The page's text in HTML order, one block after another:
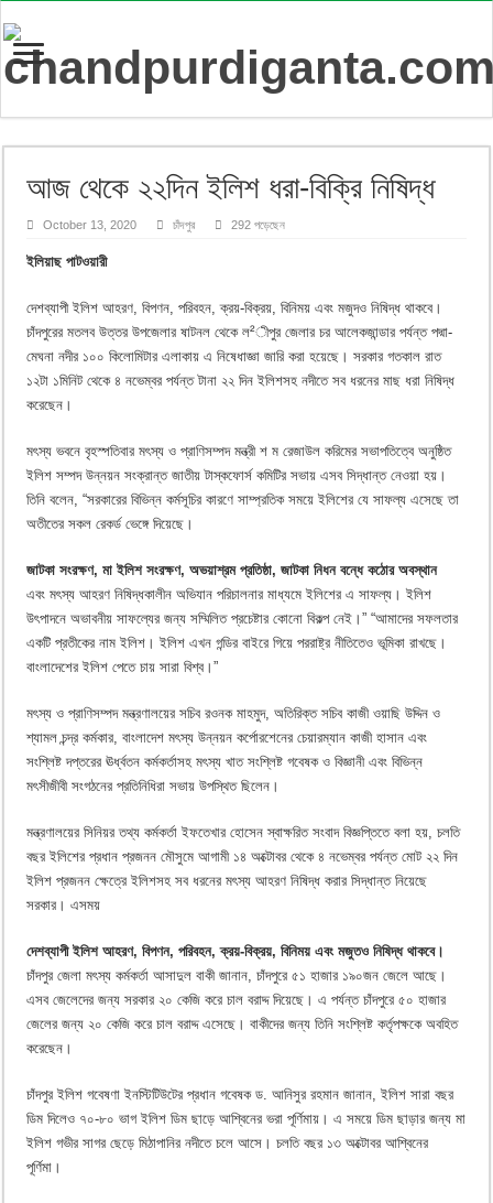
আজ থেকে ২২দিন ইলিশ ধরা-বিক্রি নিষিদ্ধ
October 13, 2020 চাঁদপুর 292 পড়েছেন
ইলিয়াছ পাটওয়ারী
দেশব্যাপী ইলিশ আহরণ, বিপণন, পরিবহন, ক্রয়-বিক্রয়, বিনিময় এবং মজুদও নিষিদ্ধ থাকবে।
চাঁদপুরের মতলব উত্তর উপজেলার ষাটনল থেকে ল²ীপুর জেলার চর আলেকজান্ডার পর্যন্ত পদ্মা-
মেঘনা নদীর ১০০ কিলোমিটার এলাকায় এ নিষেধাজ্ঞা জারি করা হয়েছে। সরকার গতকাল রাত
১২টা ১মিনিট থেকে ৪ নভেম্বর পর্যন্ত টানা ২২ দিন ইলিশসহ নদীতে সব ধরনের মাছ ধরা নিষিদ্ধ
করেছেন।
মৎস্য ভবনে বৃহস্পতিবার মৎস্য ও প্রাণিসম্পদ মন্ত্রী শ ম রেজাউল করিমের সভাপতিত্বে অনুষ্ঠিত
ইলিশ সম্পদ উন্নয়ন সংক্রান্ত জাতীয় টাস্কফোর্স কমিটির সভায় এসব সিদ্ধান্ত নেওয়া হয়।
তিনি বলেন, “সরকারের বিভিন্ন কর্মসূচির কারণে সাম্প্রতিক সময়ে ইলিশের যে সাফল্য এসেছে তা
অতীতের সকল রেকর্ড ভেঙ্গে দিয়েছে।
জাটকা সংরক্ষণ, মা ইলিশ সংরক্ষণ, অভয়াশ্রম প্রতিষ্ঠা, জাটকা নিধন বন্ধে কঠোর অবস্থান
এবং মৎস্য আহরণ নিষিদ্ধকালীন অভিযান পরিচালনার মাধ্যমে ইলিশের এ সাফল্য। ইলিশ
উৎপাদনে অভাবনীয় সাফল্যের জন্য সম্মিলিত প্রচেষ্টার কোনো বিকল্প নেই।” “আমাদের সফলতার
একটি প্রতীকের নাম ইলিশ। ইলিশ এখন গন্ডির বাইরে গিয়ে পররাষ্ট্র নীতিতেও ভূমিকা রাখছে।
বাংলাদেশের ইলিশ পেতে চায় সারা বিশ্ব।”
মৎস্য ও প্রাণিসম্পদ মন্ত্রণালয়ের সচিব রওনক মাহমুদ, অতিরিক্ত সচিব কাজী ওয়াছি উদ্দিন ও
শ্যামল চন্দ্র কর্মকার, বাংলাদেশ মৎস্য উন্নয়ন কর্পোরশেনের চেয়ারম্যান কাজী হাসান এবং
সংশ্লিষ্ট দপ্তরের ঊর্ধ্বতন কর্মকর্তাসহ মৎস্য খাত সংশ্লিষ্ট গবেষক ও বিজ্ঞানী এবং বিভিন্ন
মৎসীজীবী সংগঠনের প্রতিনিধিরা সভায় উপস্থিত ছিলেন।
মন্ত্রণালয়ের সিনিয়র তথ্য কর্মকর্তা ইফতেখার হোসেন স্বাক্ষরিত সংবাদ বিজ্ঞপ্তিতে বলা হয়, চলতি
বছর ইলিশের প্রধান প্রজনন মৌসুমে আগামী ১৪ অক্টোবর থেকে ৪ নভেম্বর পর্যন্ত মোট ২২ দিন
ইলিশ প্রজনন ক্ষেত্রে ইলিশসহ সব ধরনের মৎস্য আহরণ নিষিদ্ধ করার সিদ্ধান্ত নিয়েছে
সরকার। এসময়
দেশব্যাপী ইলিশ আহরণ, বিপণন, পরিবহন, ক্রয়-বিক্রয়, বিনিময় এবং মজুতও নিষিদ্ধ থাকবে।
চাঁদপুর জেলা মৎস্য কর্মকর্তা আসাদুল বাকী জানান, চাঁদপুরে ৫১ হাজার ১৯০জন জেলে আছে।
এসব জেলেদের জন্য সরকার ২০ কেজি করে চাল বরাদ্দ দিয়েছে। এ পর্যন্ত চাঁদপুরে ৫০ হাজার
জেলের জন্য ২০ কেজি করে চাল বরাদ্দ এসেছে। বাকীদের জন্য তিনি সংশ্লিষ্ট কর্তৃপক্ষকে অবহিত
করেছেন।
চাঁদপুর ইলিশ গবেষণা ইনস্টিটিউটের প্রধান গবেষক ড. আনিসুর রহমান জানান, ইলিশ সারা বছর
ডিম দিলেও ৭০-৮০ ভাগ ইলিশ ডিম ছাড়ে আশ্বিনের ভরা পূর্ণিমায়। এ সময়ে ডিম ছাড়ার জন্য মা
ইলিশ গভীর সাগর ছেড়ে মিঠাপানির নদীতে চলে আসে। চলতি বছর ১৩ অক্টোবর আশ্বিনের
পূর্ণিমা।